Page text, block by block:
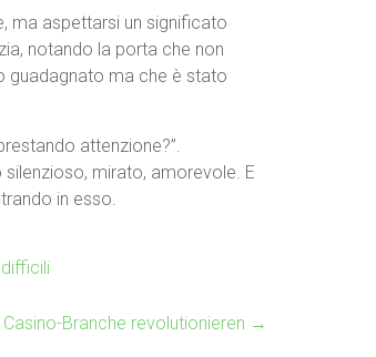
ma aspettarsi un significato
notando la porta che non
guadagnato ma che è stato
attenzione?”.
silenzioso, mirato, amorevole. E
in esso.
Branche revolutionieren →